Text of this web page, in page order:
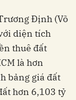
Định (Võ
diện tích
thuê đất
là hơn
bảng giá đất
hơn 6,103 tỷ